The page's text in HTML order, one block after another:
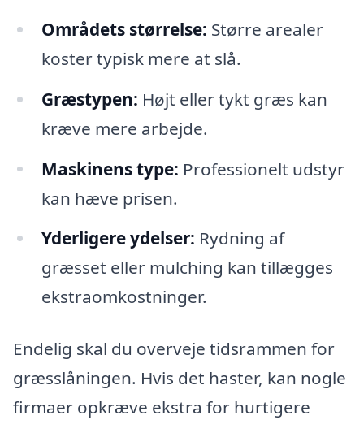
Områdets størrelse: Større arealer
koster typisk mere at slå.
Græstypen: Højt eller tykt græs kan
kræve mere arbejde.
Maskinens type: Professionelt udstyr
kan hæve prisen.
Yderligere ydelser: Rydning af
græsset eller mulching kan tillægges
ekstraomkostninger.
Endelig skal du overveje tidsrammen for
græsslåningen. Hvis det haster, kan nogle
firmaer opkræve ekstra for hurtigere